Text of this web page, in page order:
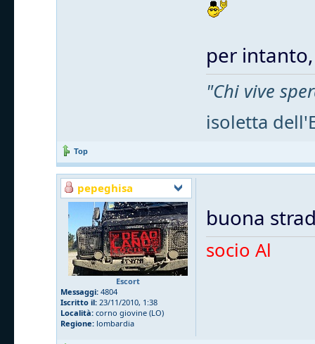
per
"Chi vive
isoletta
Top
pepeghisa
Escort
Messaggi: 4804
Iscritto il: 23/11/2010, 1:38
Località: corno giovine (LO)
Regione: lombardia
buona
socio Al